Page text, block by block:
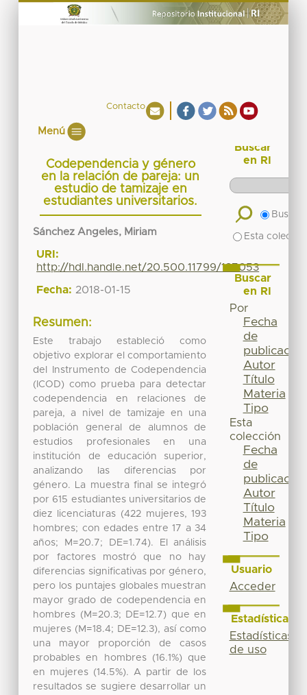
Contacto
Menú
Codependencia y género
en la relación de pareja: un
estudio de tamizaje en
estudiantes universitarios.
Sánchez Angeles, Miriam
URI:
http://hdl.handle.net/20.500.11799/137053
Fecha: 2018-01-15
Resumen:
Este trabajo estableció como
objetivo explorar el comportamiento
del Instrumento de Codependencia
(ICOD) como prueba para detectar
codependencia en relaciones de
pareja, a nivel de tamizaje en una
población general de alumnos de
estudios profesionales en una
institución de educación superior,
analizando las diferencias por
género. La muestra final se integró
por 615 estudiantes universitarios de
diez licenciaturas (422 mujeres, 193
hombres; con edades entre 17 a 34
años; M=20.7; DE=1.74). El análisis
por factores mostró que no hay
diferencias significativas por género,
pero los puntajes globales muestran
mayor grado de codependencia en
hombres (M=20.3; DE=12.7) que en
mujeres (M=18.4; DE=12.3), así como
una mayor proporción de casos
probables en hombres (16.1%) que
en mujeres (14.5%). A partir de los
resultados se sugiere desarrollar un
Buscar
en RI
Buscar
Esta
Buscar
en RI
Por
Fecha
de
publicación
Autor
Título
Materia
Tipo
Esta
colección
Fecha
de
publicación
Autor
Título
Materia
Tipo
Usuario
Acceder
Estadísticas
Estadísticas
de uso